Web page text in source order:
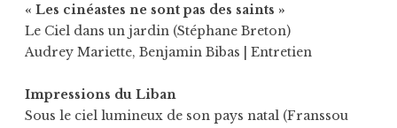
« Les cinéastes ne sont pas des saints »
Le Ciel dans un jardin (Stéphane Breton)
Audrey Mariette, Benjamin Bibas | Entretien
Impressions du Liban
Sous le ciel lumineux de son pays natal (Franssou